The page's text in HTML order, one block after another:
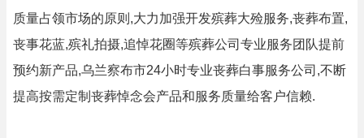
质量占领市场的原则,大力加强开发殡葬大殓服务,丧葬布置,
丧事花蓝,殡礼拍摄,追悼花圈等殡葬公司专业服务团队提前
预约新产品,乌兰察布市24小时专业丧葬白事服务公司,不断
提高按需定制丧葬悼念会产品和服务质量给客户信赖.